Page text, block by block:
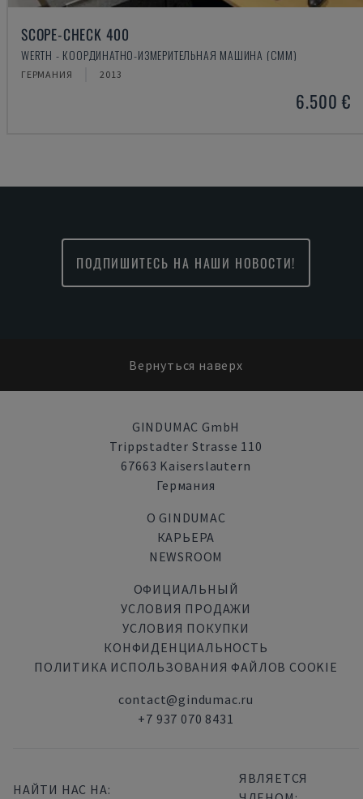
SCOPE-CHECK 400
WERTH - КООРДИНАТНО-ИЗМЕРИТЕЛЬНАЯ МАШИНА (CMM)
ГЕРМАНИЯ 2013
6.500 €
ПОДПИШИТЕСЬ НА НАШИ НОВОСТИ!
Вернуться наверх
GINDUMAC GmbH
Trippstadter Strasse 110
67663 Kaiserslautern
Германия
О GINDUMAC
КАРЬЕРА
NEWSROOM
ОФИЦИАЛЬНЫЙ
УСЛОВИЯ ПРОДАЖИ
УСЛОВИЯ ПОКУПКИ
КОНФИДЕНЦИАЛЬНОСТЬ
ПОЛИТИКА ИСПОЛЬЗОВАНИЯ ФАЙЛОВ COOKIE
contact@gindumac.ru
+7 937 070 8431
НАЙТИ НАС НА:
ЯВЛЯЕТСЯ